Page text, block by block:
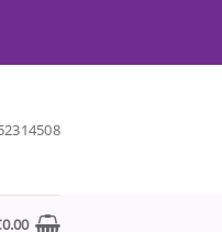
0.00